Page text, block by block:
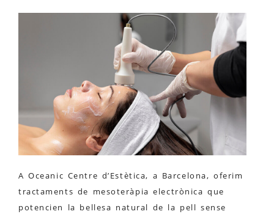
A Oceanic Centre d’Estètica, a Barcelona, oferim
tractaments de mesoteràpia electrònica que
potencien la bellesa natural de la pell sense